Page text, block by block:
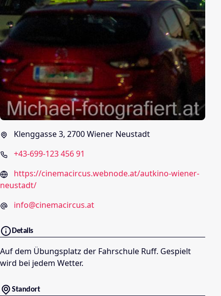
Klenggasse 3, 2700 Wiener Neustadt
+43-699-123 456 91
https://cinemacircus.webnode.at/autkino-wiener-
neustadt/
info@cinemacircus.at
Details
Auf dem Übungsplatz der Fahrschule Ruff. Gespielt
wird bei jedem Wetter.
Standort